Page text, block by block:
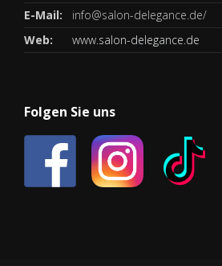
E-Mail:
info@salon-delegance.de/
Web:
www.salon-delegance.de
Folgen Sie uns